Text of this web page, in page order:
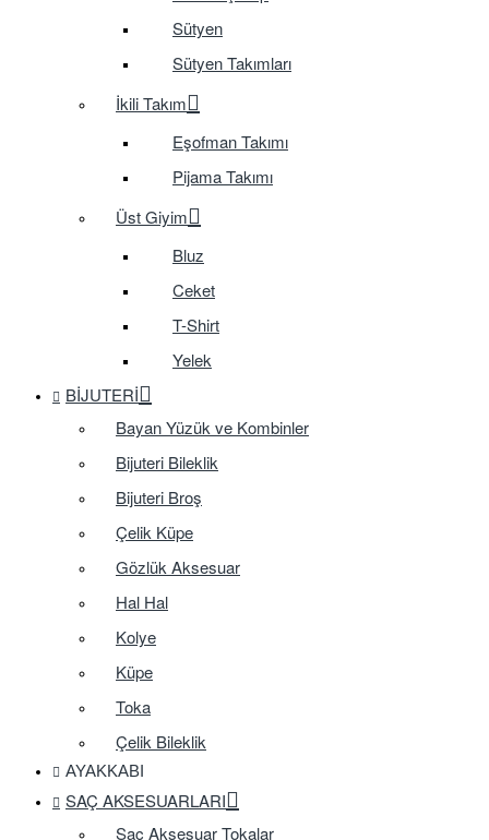
Sütyen
Sütyen Takımları
İkili Takım
Eşofman Takımı
Pijama Takımı
Üst Giyim
Bluz
Ceket
T-Shirt
Yelek
BIJUTERI
Bayan Yüzük ve Kombinler
Bijuteri Bileklik
Bijuteri Broş
Çelik Küpe
Gözlük Aksesuar
Hal Hal
Kolye
Küpe
Toka
Çelik Bileklik
AYAKKABI
SAÇ AKSESUARLARI
Saç Aksesuar Tokalar